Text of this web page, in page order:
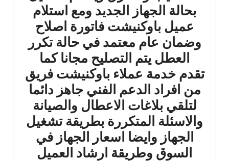
بحالة الجهاز الجديد ومع استلام
عميل باوكنيشت فاتورة اصلاح
وضمان عام معتمد في حالة تكرر
العطل يتم التصليح مجانا كما
تقدم خدمة عملاء باوكنيشت فريق
من افراد الدعم الفني جاهز دائما
لتلقي بلاغات الاعطال والصيانة
والاسئلة المتكررة بطريقة تشغيل
الجهاز وايضا اسعار الجهاز في
السوق وطريقة ارشاد العميل